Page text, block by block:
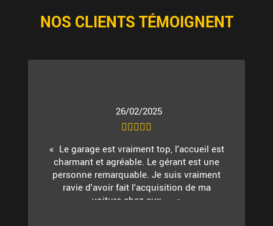
NOS CLIENTS TÉMOIGNENT
26/02/2025
Le garage est vraiment top, l'accueil est
charmant et agréable. Le gérant est une
personne remarquable. Je suis vraiment
ravie d'avoir fait l'acquisition de ma
voiture chez eux. ...